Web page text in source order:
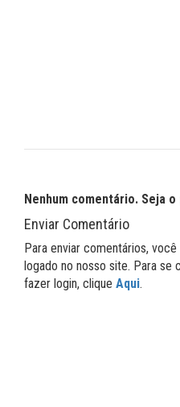
Nenhum comentário. Seja
Enviar Comentário
Para enviar comentários,
logado no nosso site. Para se
fazer login, clique Aqui.